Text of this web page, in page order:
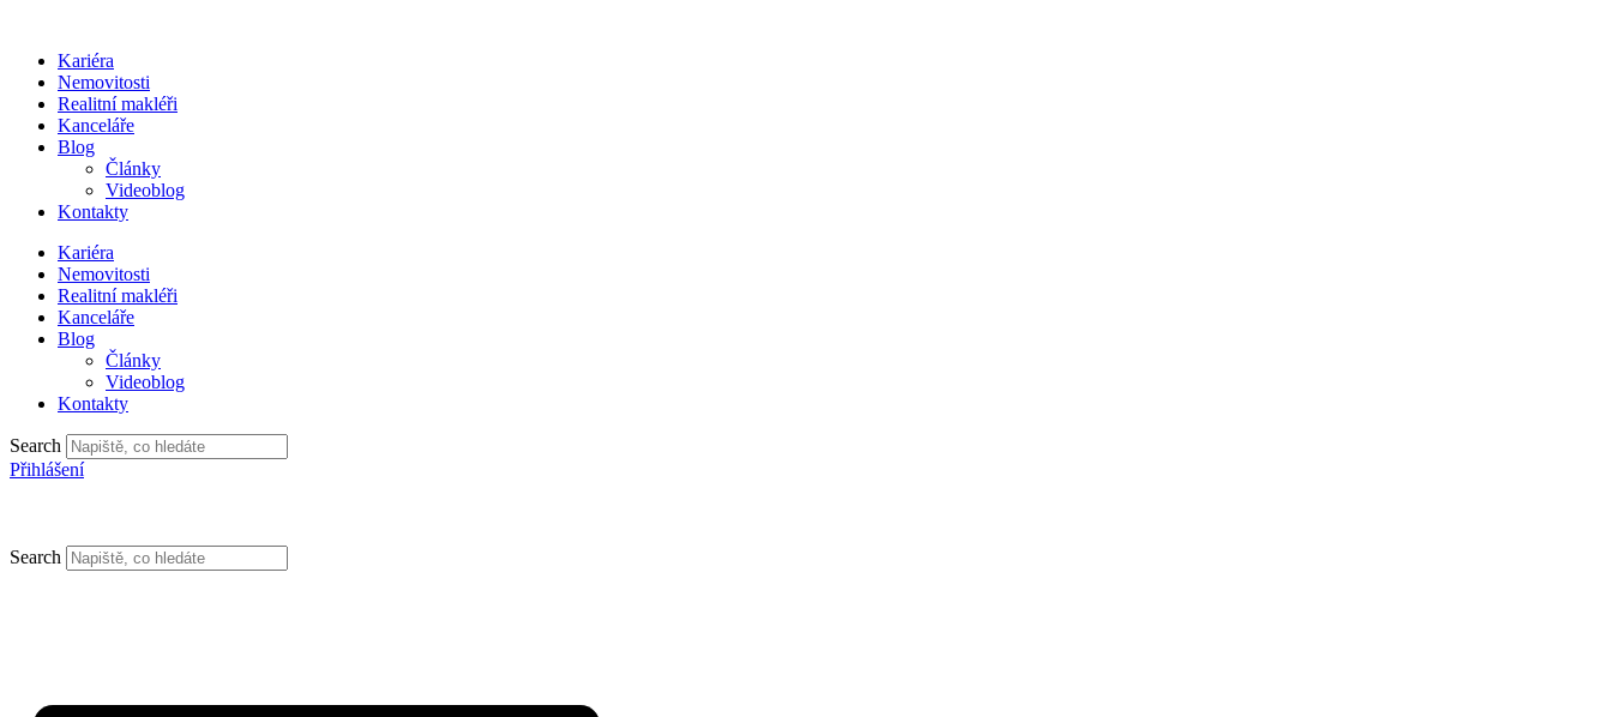
obsahuKariéra
Nemovitosti
Realitní makléři
Kanceláře
Blog
Články
Videoblog
Kontakty
Kariéra
Nemovitosti
Realitní makléři
Kanceláře
Blog
Články
Videoblog
Kontakty
Search
Přihlášení
Search